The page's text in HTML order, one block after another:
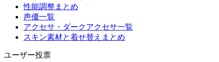
性能調整まとめ
声優一覧
アクセサ・ダークアクセサ一覧
スキン素材と着せ替えまとめ
ユーザー投票